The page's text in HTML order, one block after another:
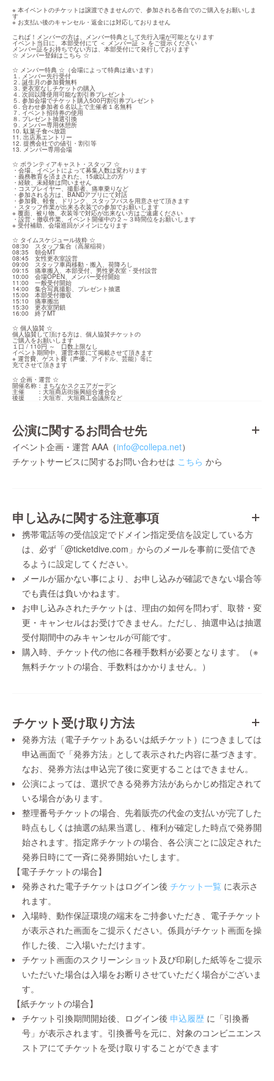
※ 本イベントのチケットは譲渡できませんので、参加される各自でのご購入をお願いしま
す
※ お支払い後のキャンセル・返金には対応しておりません
これぱ！メンバーの方は、メンバー特典として先行入場が可能となります
イベント当日に、本部受付にて ＜ メンバー証 ＞ をご提示ください
メンバー証をお持ちでない方は、本部受付にて発行しております
☆ メンバー登録はこちら ☆
☆ メンバー特典 ☆（会場によって特典は違います）
１. メンバー先行受付
２. 誕生月の参加費無料
３. 更衣室なしチケットの購入
４. 次回以降使用可能な割引券プレゼント
５. 参加会場でチケット購入500円割引券プレゼント
６. 合わせ参加者６名以上で主催者１名無料
７. イベント招待券の使用
８. プレゼント抽選引換
９. メンバー専用休憩所
10. 駄菓子食べ放題
11. 出店系エントリー
12. 提携会社での値引・割引等
13. メンバー専用会場
☆ ボランティアキャスト・スタッフ ☆
・会場、イベントによって募集人数は変わります
・義務教育を済まされた、15歳以上の方
・経験、未経験は問いません
・コスプレイヤー、撮影者、痛車乗りなど
・参加される方は、BANDアプリにて対話
・参加費、軽食、ドリンク、スタッフパスを用意させて頂きます
・スタッフ作業が出来る衣装での参加でお願いします
※ 覆面、被り物、衣装等で対応が出来ない方はご遠慮ください
・設営・撤収作業、イベント開催中の２～３時間位をお願いします
※ 受付補助、会場巡回がメインになります
☆ タイムスケジュール抜粋 ☆
08:30　スタッフ集合（高屋稲荷）
08:35　朝会MT
08:45　女性更衣室設営
09:00　スタッフ車両移動・搬入、荷降ろし
09:15　痛車搬入、本部受付、男性更衣室・受付設営
10:00　会場OPEN、メンバー受付開始
11:00　一般受付開始
14:00　集合写真撮影、プレゼント抽選
15:00　本部受付撤収
15:10　痛車搬出
15:30　更衣室閉鎖
16:00　終了MT
☆ 個人協賛 ☆
個人協賛して頂ける方は、個人協賛チケットの
ご購入をお願いします
１口 / 110円 ～　口数上限なし
イベント期間中、運営本部にて掲載させて頂きます
※ 運営費、ゲスト費（声優、アイドル、芸能）等に
充てさせて頂きます
☆ 企画・運営 ☆
開催名称：まちなかスクエアガーデン
主催　　：大垣商店街振興組合連合会
後援　　：大垣市、大垣商工会議所など
公演に関するお問合せ先
イベント企画・運営 AAA（info@collepa.net）
チケットサービスに関するお問い合わせは こちら から
申し込みに関する注意事項
携帯電話等の受信設定でドメイン指定受信を設定している方
は、必ず「@ticketdive.com」からのメールを事前に受信でき
るように設定してください。
メールが届かない事により、お申し込みが確認できない場合等
でも責任は負いかねます。
お申し込みされたチケットは、理由の如何を問わず、取替・変
更・キャンセルはお受けできません。ただし、抽選申込は抽選
受付期間中のみキャンセルが可能です。
購入時、チケット代の他に各種手数料が必要となります。（※
無料チケットの場合、手数料はかかりません。）
チケット受け取り方法
発券方法（電子チケットあるいは紙チケット）につきましては
申込画面で「発券方法」として表示された内容に基づきます。
なお、発券方法は申込完了後に変更することはできません。
公演によっては、選択できる発券方法があらかじめ指定されて
いる場合があります。
整理番号チケットの場合、先着販売の代金の支払いが完了した
時点もしくは抽選の結果当選し、権利が確定した時点で発券開
始されます。指定席チケットの場合、各公演ごとに設定された
発券日時にて一斉に発券開始いたします。
【電子チケットの場合】
発券された電子チケットはログイン後 チケット一覧 に表示さ
れます。
入場時、動作保証環境の端末をご持参いただき、電子チケット
が表示された画面をご提示ください。係員がチケット画面を操
作した後、ご入場いただけます。
チケット画面のスクリーンショット及び印刷した紙等をご提示
いただいた場合は入場をお断りさせていただく場合がございま
す。
【紙チケットの場合】
チケット引換期間開始後、ログイン後 申込履歴 に「引換番
号」が表示されます。引換番号を元に、対象のコンビニエンス
ストアにてチケットを受け取りすることができます